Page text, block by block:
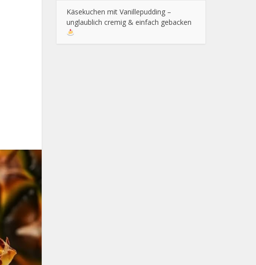
Käsekuchen mit Vanillepudding –
unglaublich cremig & einfach gebacken